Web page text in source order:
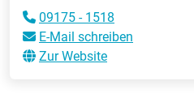
09175 - 1518
E-Mail schreiben
Zur Website